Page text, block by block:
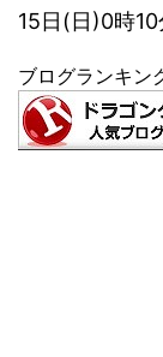
15日(日)0時10
ブログランキン